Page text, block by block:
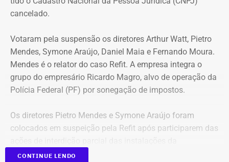
espécie.
cancelado.
Votaram pela suspensão os diretores Arthur Watt, Pietro
Mendes, Symone Araújo, Daniel Maia e Fernando Moura.
Mendes é o relator do caso Refit. A empresa integra o
grupo do empresário Ricardo Magro, alvo de operação da
Polícia Federal (PF) por sonegação de impostos.
Os diretores Pietro Mendes e Symone Araújo foram
colocados em suspeição pela Refit após participarem das
companhia em setembro de 2025.
CONTINUE LENDO